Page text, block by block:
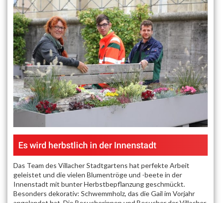
Es wird herbstlich in der Innenstadt
Das Team des Villacher Stadtgartens hat perfekte Arbeit
geleistet und die vielen Blumentröge und -beete in der
Innenstadt mit bunter Herbstbepflanzung geschmückt.
Besonders dekorativ: Schwemmholz, das die Gail im Vorjahr